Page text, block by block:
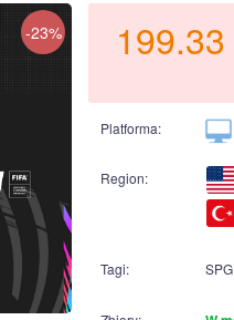
-23% 199.33
Platforma:
Region:
Tagi: SPG